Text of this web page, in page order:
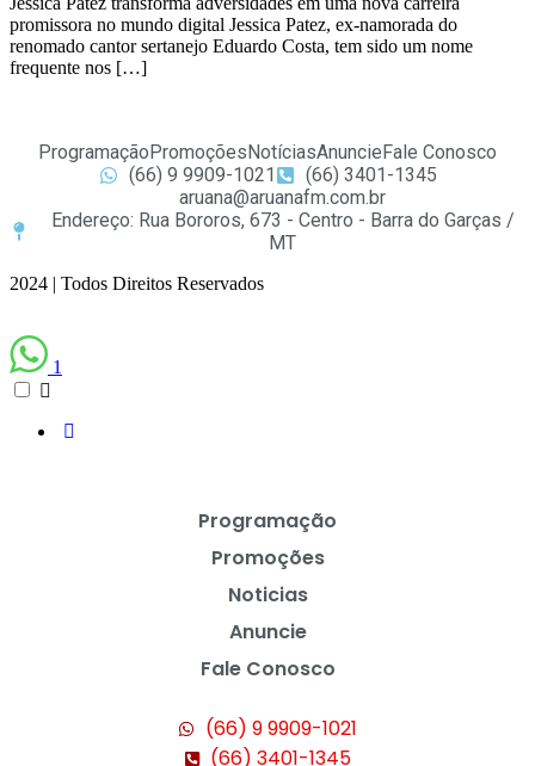
promissora no mundo digital Jessica Patez, ex-namorada do
renomado cantor sertanejo Eduardo Costa, tem sido um nome
frequente nos […]
Programação Promoções NotíciasAnuncie Fale Conosco
(66) 9 9909-1021
(66) 3401-1345
aruana@aruanafm.com.br
Endereço: Rua Bororos, 673 - Centro - Barra do Garças /
MT
2024 | Todos Direitos Reservados
1
Programação
Promoções
Noticias
Anuncie
Fale Conosco
(66) 9 9909-1021
(66) 3401-1345